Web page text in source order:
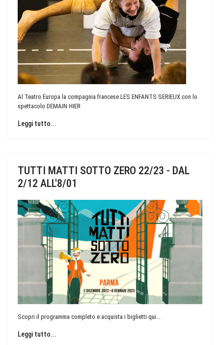
Al Teatro Europa la compagnia francese LES ENFANTS SERIEUX con lo
spettacolo DEMAIN HIER
Leggi tutto...
TUTTI MATTI SOTTO ZERO 22/23 - DAL
2/12 ALL'8/01
Scopri il programma completo e acquista i biglietti qui...
Leggi tutto...